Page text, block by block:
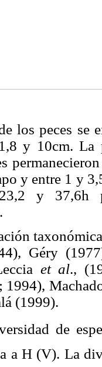
los peces se
y 10cm. La
y entre 1 y
y 37,6h
Géry
et al.,
1994),
(1999).
de
a H (V). La